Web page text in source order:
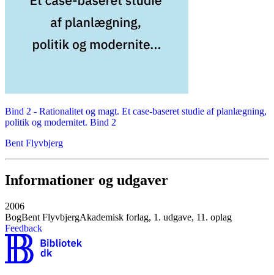
Bind 2 - Rationalitet og magt. Et case-baseret studie af planlægning,
politik og modernitet. Bind 2
Bent Flyvbjerg
Informationer og udgaver
2006
BogBent FlyvbjergAkademisk forlag, 1. udgave, 11. oplag
Feedback